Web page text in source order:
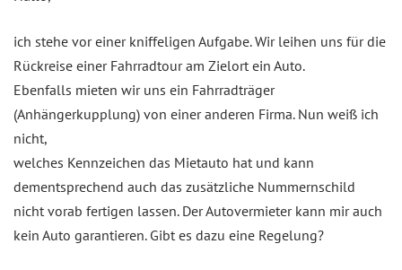
ich stehe vor einer kniffeligen Aufgabe. Wir leihen uns für die
Rückreise einer Fahrradtour am Zielort ein Auto.
Ebenfalls mieten wir uns ein Fahrradträger
(Anhängerkupplung) von einer anderen Firma. Nun weiß ich
nicht,
welches Kennzeichen das Mietauto hat und kann
dementsprechend auch das zusätzliche Nummernschild
nicht vorab fertigen lassen. Der Autovermieter kann mir auch
kein Auto garantieren. Gibt es dazu eine Regelung?